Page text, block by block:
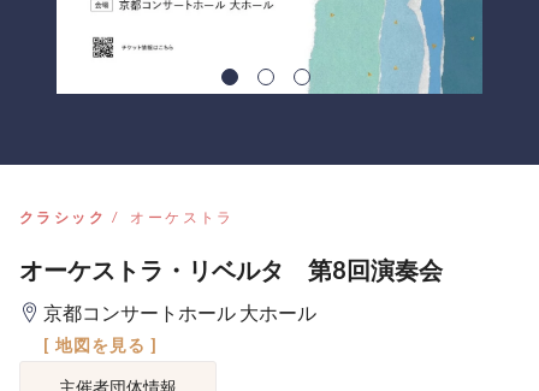
クラシック オーケストラ
オーケストラ・リベルタ 第8回演奏会
京都コンサートホール 大ホール
[ 地図を見る ]
主催者団体情報